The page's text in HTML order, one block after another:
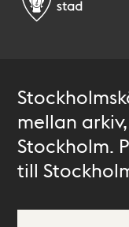
mellan
Stockholm.
till